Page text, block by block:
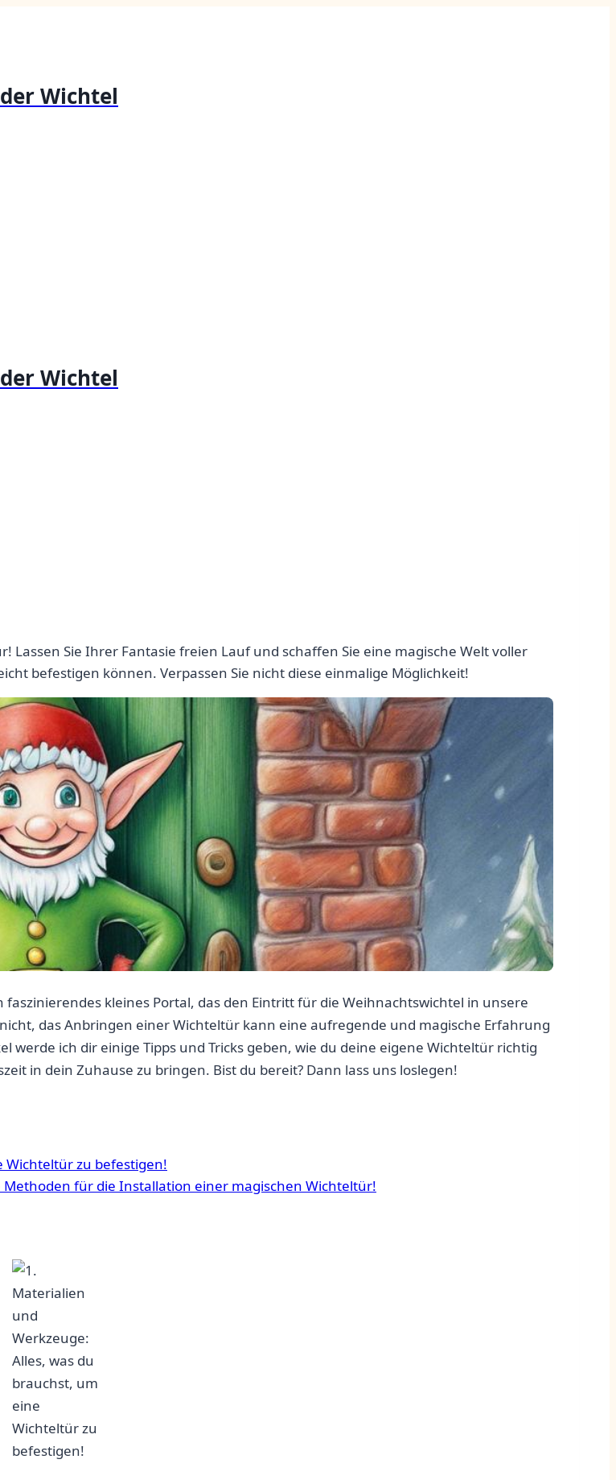
Wichtel
Wichtel
Sie Ihrer Fantasie freien Lauf und schaffen Sie eine magische Welt voller
befestigen können. Verpassen Sie nicht diese einmalige Möglichkeit!
kleines Portal, das den Eintritt für die Weihnachtswichtel in unsere
das Anbringen einer⁤ Wichteltür kann eine aufregende und magische⁣ Erfahrung‌
ich dir einige⁢ Tipps und Tricks ‌geben, wie du⁢ deine ‍eigene Wichteltür ⁤richtig‍
in dein Zuhause zu⁣ bringen. Bist du‍ bereit?⁣ Dann lass uns loslegen!
⁤Wichteltür zu befestigen!
für die Installation ⁤einer magischen Wichteltür!